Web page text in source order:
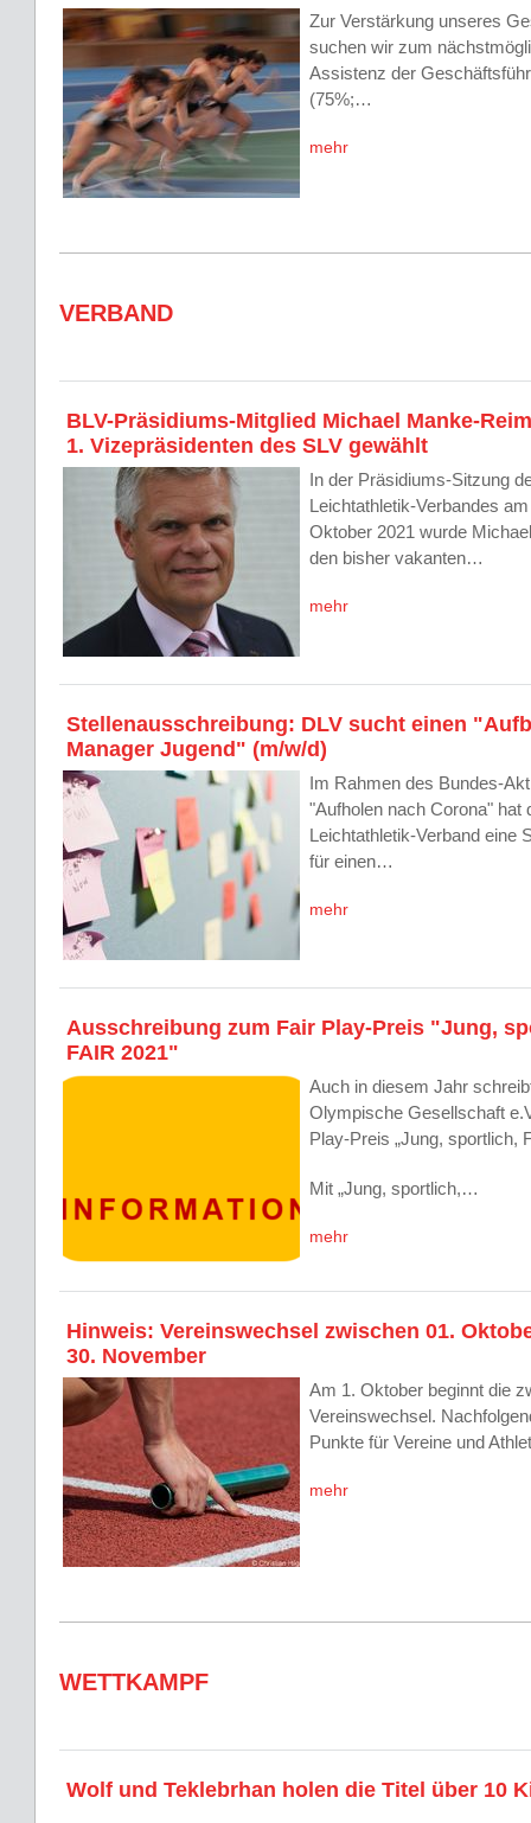
Zur Verstärkung unseres
suchen wir zum
Assistenz der
(75%;…
mehr
VERBAND
BLV-Präsidiums-Mitglied Michael Manke-
1. Vizepräsidenten des SLV gewählt
In der Präsidiums-Sitzung
Leichtathletik-Verbandes
Oktober 2021 wurde
den bisher vakanten…
mehr
Stellenausschreibung: DLV sucht einen
Manager Jugend" (m/w/d)
Im Rahmen des Bundes-
"Aufholen nach Corona" hat
Leichtathletik-Verband eine
für einen…
mehr
Ausschreibung zum Fair Play-Preis "Jung,
FAIR 2021"
Auch in diesem Jahr
Olympische Gesellschaft
Play-Preis „Jung, sportlich,
Mit „Jung, sportlich,…
mehr
Hinweis: Vereinswechsel zwischen 01.
30. November
Am 1. Oktober beginnt die
Vereinswechsel.
Punkte für Vereine und
mehr
WETTKAMPF
Wolf und Teklebrhan holen die Titel über 10